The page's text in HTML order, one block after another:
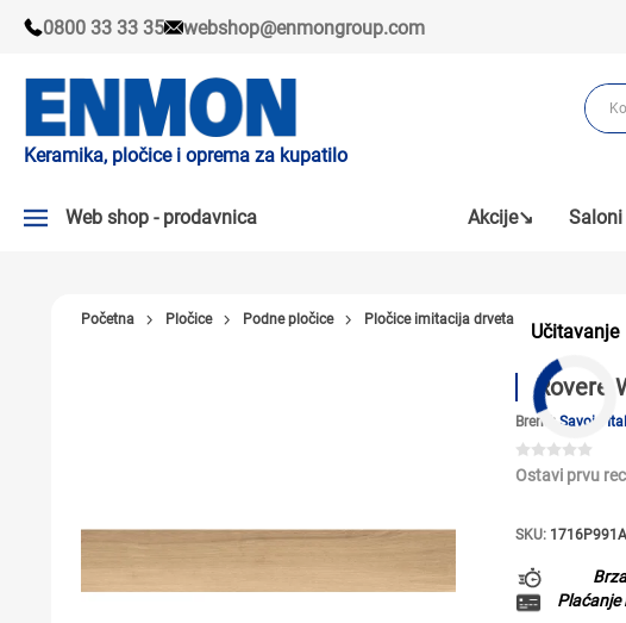
0800 33 33 35 webshop@enmongroup.com
Keramika, pločice i oprema za kupatilo
Web shop - prodavnica
PLOČICE
Akcije↘
Učitavanje
Početna Pločice Podne pločice Pločice imitacija drveta
Rovere
Brend: Savoia
Ostavi prvu
SKU:
Plaćanje